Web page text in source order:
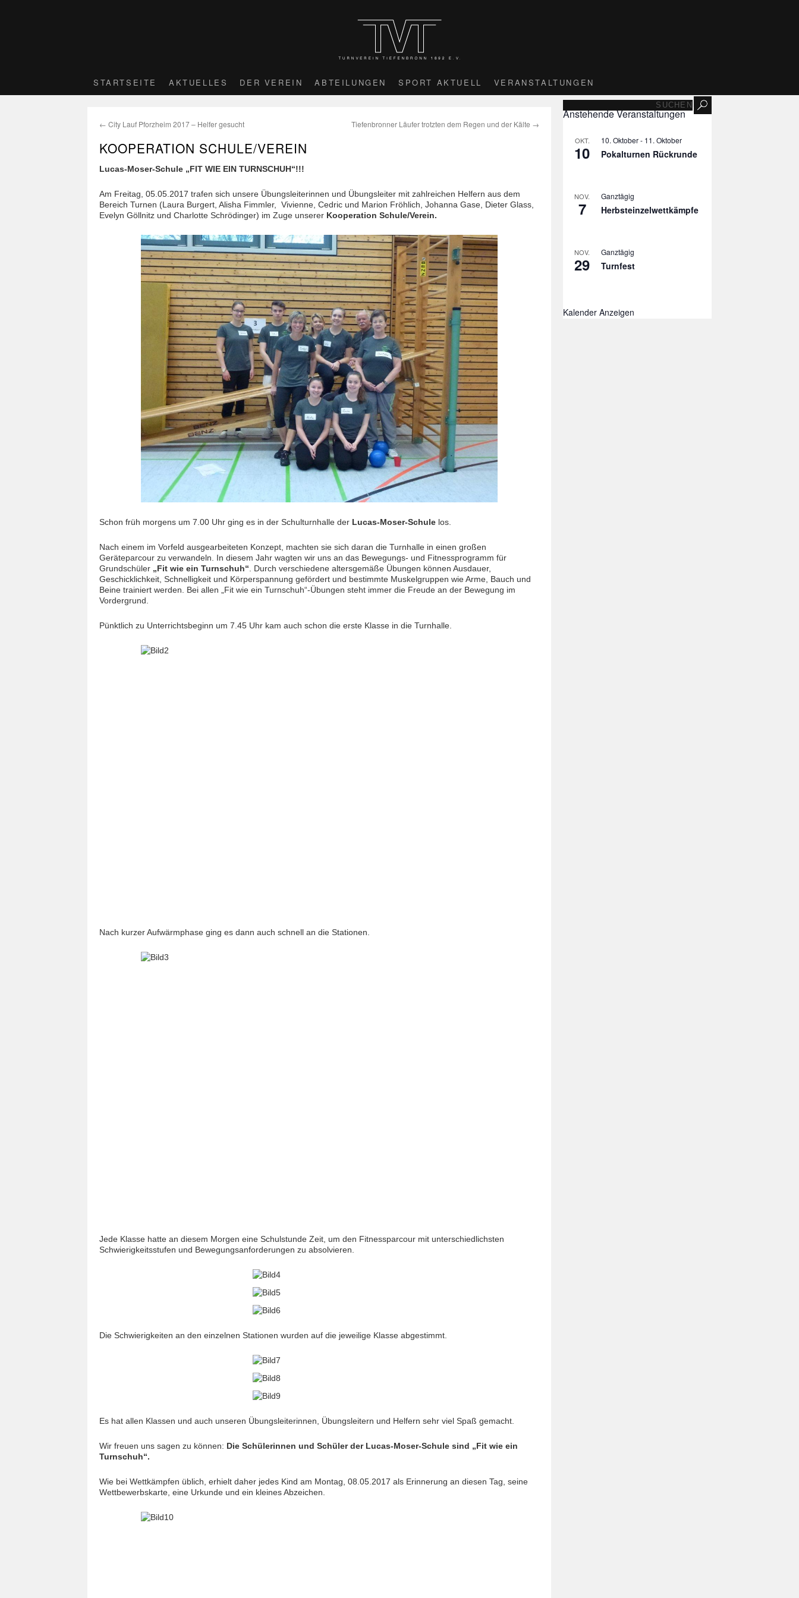
STARTSEITE AKTUELLES DER VEREIN ABTEILUNGEN SPORT AKTUELL VERANSTALTUNGEN
← City Lauf Pforzheim 2017 – Helfer gesucht Tiefenbronner Läufer trotzten dem Regen und der Kälte →
KOOPERATION SCHULE/VEREIN
Lucas-Moser-Schule „FIT WIE EIN TURNSCHUH“!!!
Am Freitag, 05.05.2017 trafen sich unsere Übungsleiterinnen und Übungsleiter mit zahlreichen Helfern aus dem
Bereich Turnen (Laura Burgert, Alisha Fimmler, Vivienne, Cedric und Marion Fröhlich, Johanna Gase, Dieter Glass,
Evelyn Göllnitz und Charlotte Schrödinger) im Zuge unserer Kooperation Schule/Verein.
Schon früh morgens um 7.00 Uhr ging es in der Schulturnhalle der Lucas-Moser-Schule los.
Nach einem im Vorfeld ausgearbeiteten Konzept, machten sie sich daran die Turnhalle in einen großen
Geräteparcour zu verwandeln. In diesem Jahr wagten wir uns an das Bewegungs- und Fitnessprogramm für
Grundschüler „Fit wie ein Turnschuh“ . Durch verschiedene altersgemäße Übungen können Ausdauer,
Geschicklichkeit, Schnelligkeit und Körperspannung gefördert und bestimmte Muskelgruppen wie Arme, Bauch und
Beine trainiert werden. Bei allen „Fit wie ein Turnschuh“-Übungen steht immer die Freude an der Bewegung im
Vordergrund.
Pünktlich zu Unterrichtsbeginn um 7.45 Uhr kam auch schon die erste Klasse in die Turnhalle.
Nach kurzer Aufwärmphase ging es dann auch schnell an die Stationen.
Jede Klasse hatte an diesem Morgen eine Schulstunde Zeit, um den Fitnessparcour mit unterschiedlichsten
Schwierigkeitsstufen und Bewegungsanforderungen zu absolvieren.
Die Schwierigkeiten an den einzelnen Stationen wurden auf die jeweilige Klasse abgestimmt.
Es hat allen Klassen und auch unseren Übungsleiterinnen, Übungsleitern und Helfern sehr viel Spaß gemacht.
Wir freuen uns sagen zu können: Die Schülerinnen und Schüler der Lucas-Moser-Schule sind „Fit wie ein
Turnschuh“.
Wie bei Wettkämpfen üblich, erhielt daher jedes Kind am Montag, 08.05.2017 als Erinnerung an diesen Tag, seine
Wettbewerbskarte, eine Urkunde und ein kleines Abzeichen.
Anstehende Veranstaltungen
OKT.
10
10. Oktober- 11. Oktober
Pokalturnen Rückrunde
NOV.
7
Ganztägig
Herbsteinzelwettkämpfe
NOV.
29
Ganztägig
Turnfest
Kalender Anzeigen